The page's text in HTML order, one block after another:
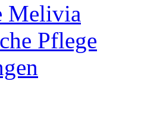
Melivia
Pflege